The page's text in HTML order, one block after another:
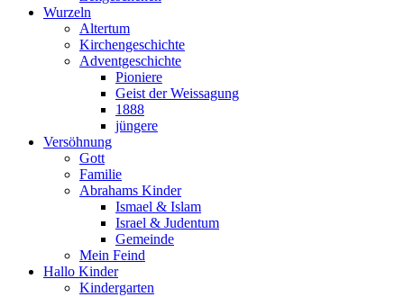
Wurzeln
Altertum
Kirchengeschichte
Adventgeschichte
Pioniere
Geist der Weissagung
1888
jüngere
Versöhnung
Gott
Familie
Abrahams Kinder
Ismael & Islam
Israel & Judentum
Gemeinde
Mein Feind
Hallo Kinder
Kindergarten